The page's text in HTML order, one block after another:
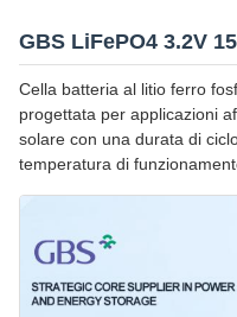
GBS LiFePO4 3.2V
Cella batteria al litio ferro
progettata per applicazioni
solare con una durata di
temperatura di